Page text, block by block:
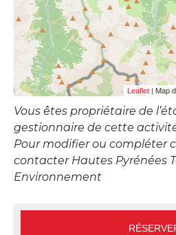
Leaflet | Map
Vous êtes propriétaire de
gestionnaire de cette
Pour modifier ou compléter
contacter Hautes Pyrénées
Environnement